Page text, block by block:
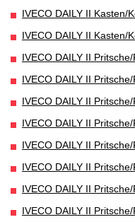
IVECO DAILY II Kasten/
IVECO DAILY II Kasten/
IVECO DAILY II
IVECO DAILY II
IVECO DAILY II
IVECO DAILY II
IVECO DAILY II
IVECO DAILY II
IVECO DAILY II
IVECO DAILY II